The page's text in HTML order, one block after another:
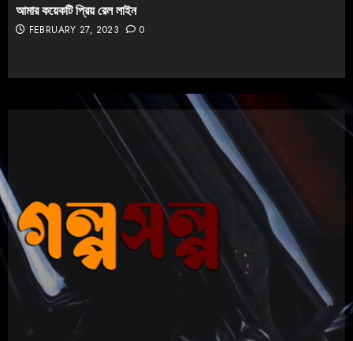
আমার কয়েকটি প্রিয় রেল লাইন
FEBRUARY 27, 2023 0